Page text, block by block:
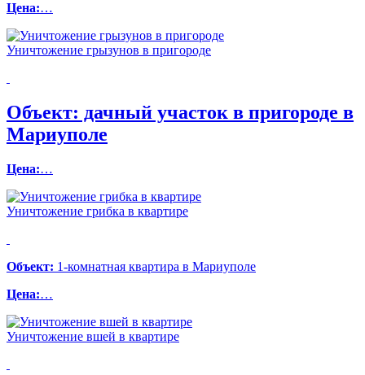
Цена:…
Уничтожение грызунов в пригороде
Объект: дачный участок в пригороде в
Мариуполе
Цена:…
Уничтожение грибка в квартире
Объект: 1-комнатная квартира в Мариуполе
Цена:…
Уничтожение вшей в квартире